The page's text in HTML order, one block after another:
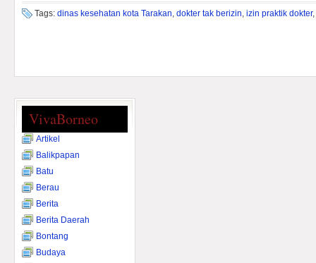
Tags: dinas kesehatan kota Tarakan, dokter tak berizin, izin praktik dokter,
VivaBorneo
Artikel
Balikpapan
Batu
Berau
Berita
Berita Daerah
Bontang
Budaya